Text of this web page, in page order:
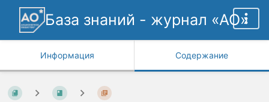
База знаний - журнал «АО»
Информация Содержание